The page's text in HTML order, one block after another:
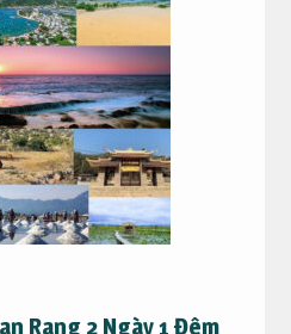
Rang 2 Ngày 1 Đêm